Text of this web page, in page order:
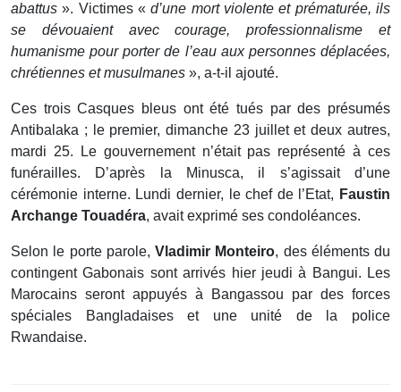
abattus ». Victimes «d’une mort violente et prématurée, ils
se dévouaient avec courage, professionnalisme et
humanisme pour porter de l’eau aux personnes déplacées,
chrétiennes et musulmanes », a-t-il ajouté.
Ces trois Casques bleus ont été tués par des présumés
Antibalaka ; le premier, dimanche 23 juillet et deux autres,
mardi 25. Le gouvernement n’était pas représenté à ces
funérailles. D’après la Minusca, il s’agissait d’une
cérémonie interne. Lundi dernier, le chef de l’Etat, Faustin
Archange Touadéra, avait exprimé ses condoléances.
Selon le porte parole, Vladimir Monteiro, des éléments du
contingent Gabonais sont arrivés hier jeudi à Bangui. Les
Marocains seront appuyés à Bangassou par des forces
spéciales Bangladaises et une unité de la police
Rwandaise.